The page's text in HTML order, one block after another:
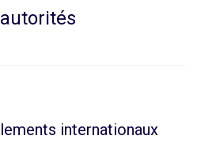
internationaux